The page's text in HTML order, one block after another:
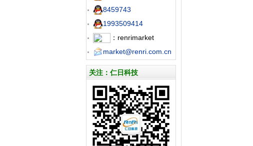
8459743
1993509414
：renrimarket
market@renri.com.cn
关注：仁日科技